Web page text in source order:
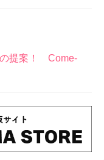
提案！ Come-